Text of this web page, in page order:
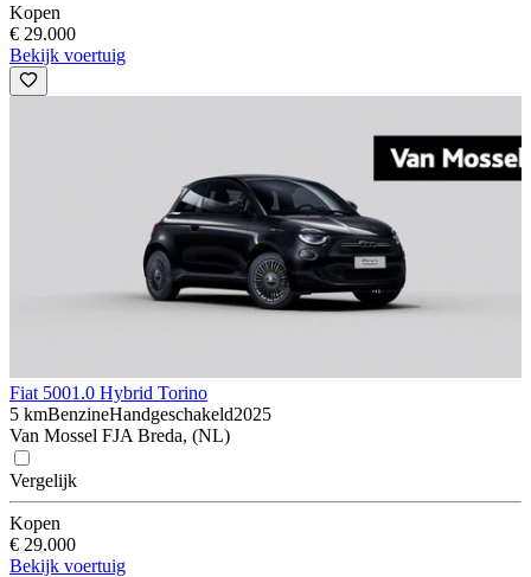
Kopen
€ 29.000
Bekijk voertuig
Fiat 5001.0 Hybrid Torino
5 kmBenzineHandgeschakeld2025
Van Mossel FJA Breda, (NL)
Vergelijk
Kopen
€ 29.000
Bekijk voertuig